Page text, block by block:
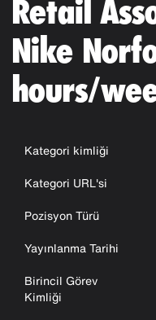
Retail
Nike
hours/
Kategori kimliği
Kategori URL'si
Pozisyon Türü
Yayınlanma Tarihi
Birincil Görev
Kimliği